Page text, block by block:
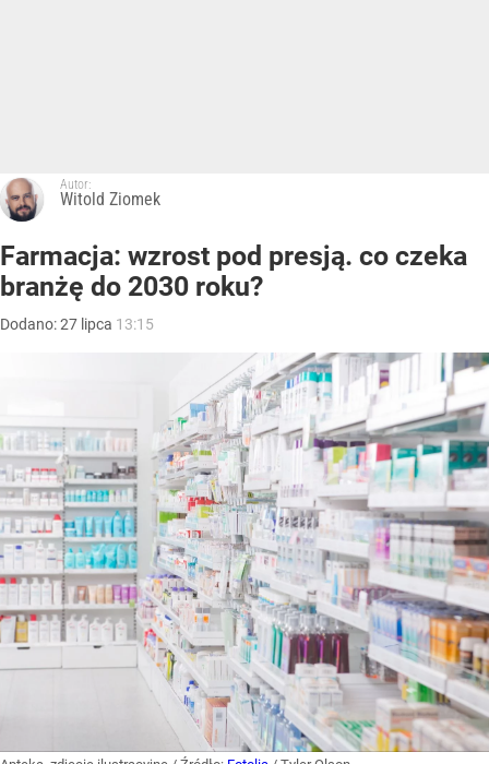
Autor:
Witold Ziomek
Farmacja: wzrost pod presją. co czeka
branżę do 2030 roku?
Dodano:27 lipca 13:15